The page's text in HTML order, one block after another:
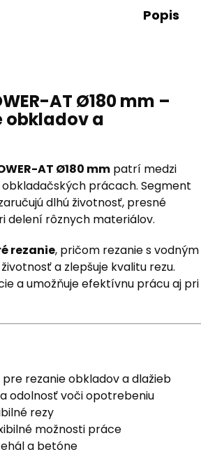
Popis
AT Ø180 mm –
obkladov a
AT Ø180 mm patrí medzi
prácach. Segment
dlhú životnosť, presné
delení rôznych materiálov.
rezanie, pričom rezanie s vodným
a zlepšuje kvalitu rezu.
a umožňuje efektívnu prácu aj pri
rezanie obkladov a dlažieb
odolnosť voči opotrebeniu
rezy
možnosti práce
a betóne